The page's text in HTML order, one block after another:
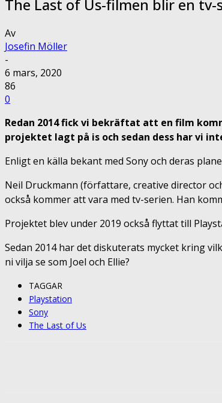
The Last of Us-filmen blir en tv-
Av
Josefin Möller
-
6 mars, 2020
86
0
Redan 2014 fick vi bekräftat att en film
projektet lagt på is och sedan dess har vi
Enligt en källa bekant med Sony och deras
Neil Druckmann (författare, creative director
också kommer att vara med tv-serien. Han
Projektet blev under 2019 också flyttat till
Sedan 2014 har det diskuterats mycket kring
ni vilja se som Joel och Ellie?
TAGGAR
Playstation
Sony
The Last of Us